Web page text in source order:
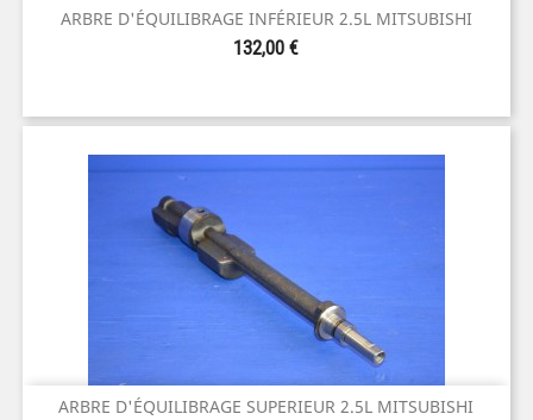
ARBRE D'ÉQUILIBRAGE INFÉRIEUR 2.5L MITSUBISHI
Prix
132,00 €
ARBRE D'ÉQUILIBRAGE SUPERIEUR 2.5L MITSUBISHI